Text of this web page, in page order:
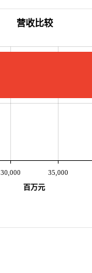
30,000 35,000
百万元
营收比较